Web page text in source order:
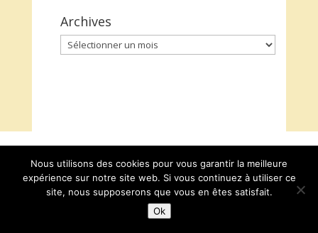
Archives
Archives
Nous utilisons des cookies pour vous garantir la meilleure
expérience sur notre site web. Si vous continuez à utiliser ce
site, nous supposerons que vous en êtes satisfait.
Ok